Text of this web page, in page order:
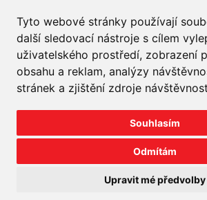
Tyto webové stránky používají
další sledovací nástroje s cílem
uživatelského prostředí, zobrazení
obsahu a reklam, analýzy
stránek a zjištění zdroje
Souhlasím
Odmítám
Upravit mé předvolby
2026prodej-pneu.cz
Napište nám
Velkoobchod